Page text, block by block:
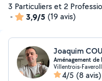
3 Particuliers et 2
-
3,9/5 (19 avis)
Joaquim
Aménagement de
Villentrois-
4/5 (8 avis)